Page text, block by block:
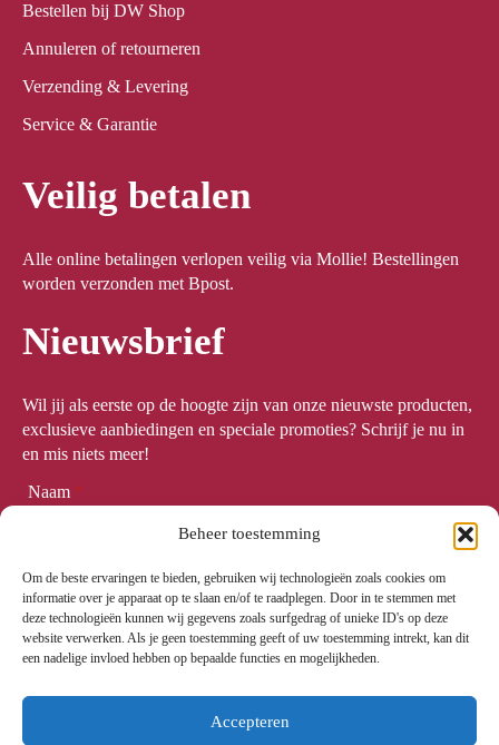
Beheer toestemming
Om de beste ervaringen te bieden, gebruiken wij technologieën zoals cookies om
informatie over je apparaat op te slaan en/of te raadplegen. Door in te stemmen met
deze technologieën kunnen wij gegevens zoals surfgedrag of unieke ID's op deze
website verwerken. Als je geen toestemming geeft of uw toestemming intrekt, kan dit
een nadelige invloed hebben op bepaalde functies en mogelijkheden.
Accepteren
Bestellen bij DW Shop
Annuleren of retourneren
Verzending & Levering
Service & Garantie
Veilig betalen
Alle online betalingen verlopen veilig via Mollie! Bestellingen
worden verzonden met Bpost.
Nieuwsbrief
Wil jij als eerste op de hoogte zijn van onze nieuwste producten,
exclusieve aanbiedingen en speciale promoties? Schrijf je nu in
en mis niets meer!
Naam *
Email *
Meld me aan